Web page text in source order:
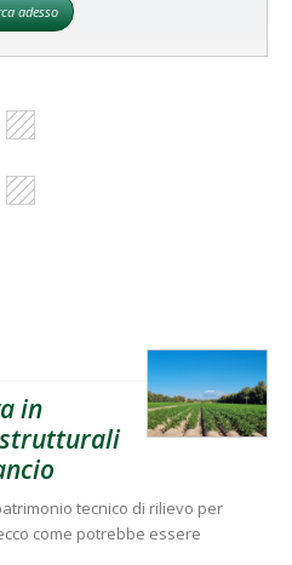
adesso
in
strutturali
tecnico di rilievo per
come potrebbe essere